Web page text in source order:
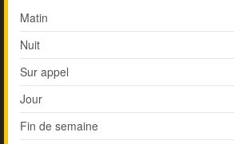
Matin
Nuit
Sur appel
Jour
Fin de semaine